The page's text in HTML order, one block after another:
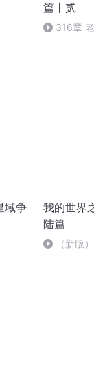
篇丨贰
316章
域争
我的世界
陆篇
（新版